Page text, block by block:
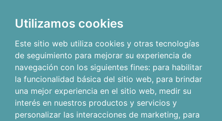
Utilizamos cookies
Este sitio web utiliza cookies y otras tecnologías
de seguimiento para mejorar su experiencia de
navegación con los siguientes fines: para habilitar
la funcionalidad básica del sitio web, para brindar
una mejor experiencia en el sitio web, medir su
interés en nuestros productos y servicios y
personalizar las interacciones de marketing, para